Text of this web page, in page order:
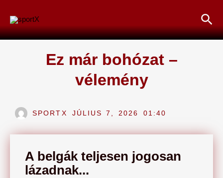
content
Ez már bohózat –
vélemény
SPORTX JÚLIUS 7, 2026 01:40
A belgák teljesen jogosan
lázadnak...